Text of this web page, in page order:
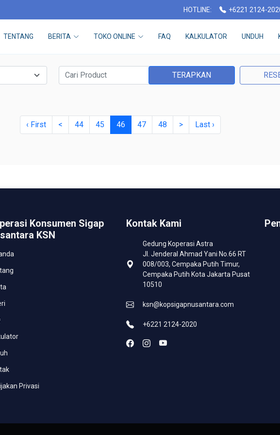
HOTLINE: +6221 2124-
TENTANG BERITA TOKO ONLINE FAQ KALKULATOR UNDUH
TERAPKAN
‹ First < 44 45 46 47 48 > Last ›
Konsumen Sigap
KSN
Privasi
Kontak Kami
Gedung Koperasi Astra
Jl. Jenderal Ahmad Yani No.66 RT
008/003, Cempaka Putih Timur,
Cempaka Putih Kota Jakarta Pusat
10510
ksn@kopsigapnusantara.com
+6221 2124-2020